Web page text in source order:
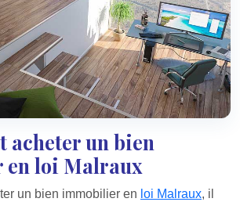
acheter un bien
loi Malraux
un bien immobilier en loi Malraux, il